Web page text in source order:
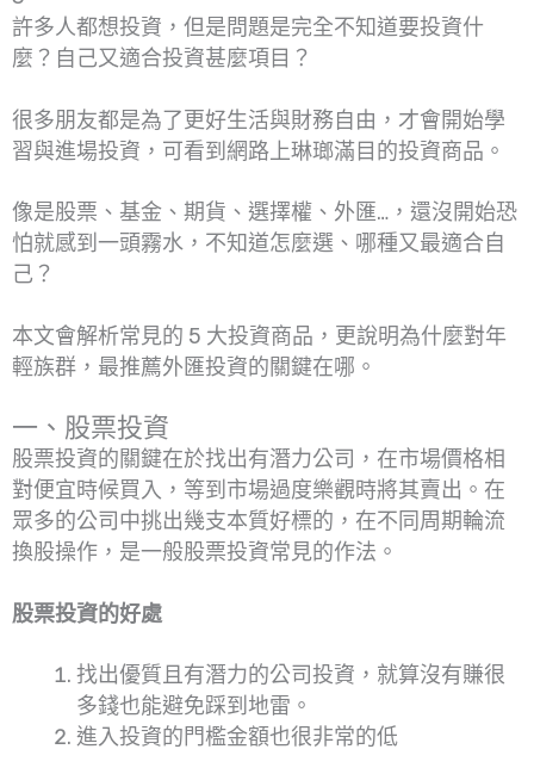
許多人都想投資，但是問題是完全不知道要投資什
麼？自己又適合投資甚麼項目？
很多朋友都是為了更好生活與財務自由，才會開始學
習與進場投資，可看到網路上琳瑯滿目的投資商品。
像是股票、基金、期貨、選擇權、外匯…，還沒開始恐
怕就感到一頭霧水，不知道怎麼選、哪種又最適合自
己？
本文會解析常見的 5 大投資商品，更說明為什麼對年
輕族群，最推薦外匯投資的關鍵在哪。
一、股票投資
股票投資的關鍵在於找出有潛力公司，在市場價格相
對便宜時候買入，等到市場過度樂觀時將其賣出。在
眾多的公司中挑出幾支本質好標的，在不同周期輪流
換股操作，是一般股票投資常見的作法。
股票投資的好處
找出優質且有潛力的公司投資，就算沒有賺很
多錢也能避免踩到地雷。
進入投資的門檻金額也很非常的低